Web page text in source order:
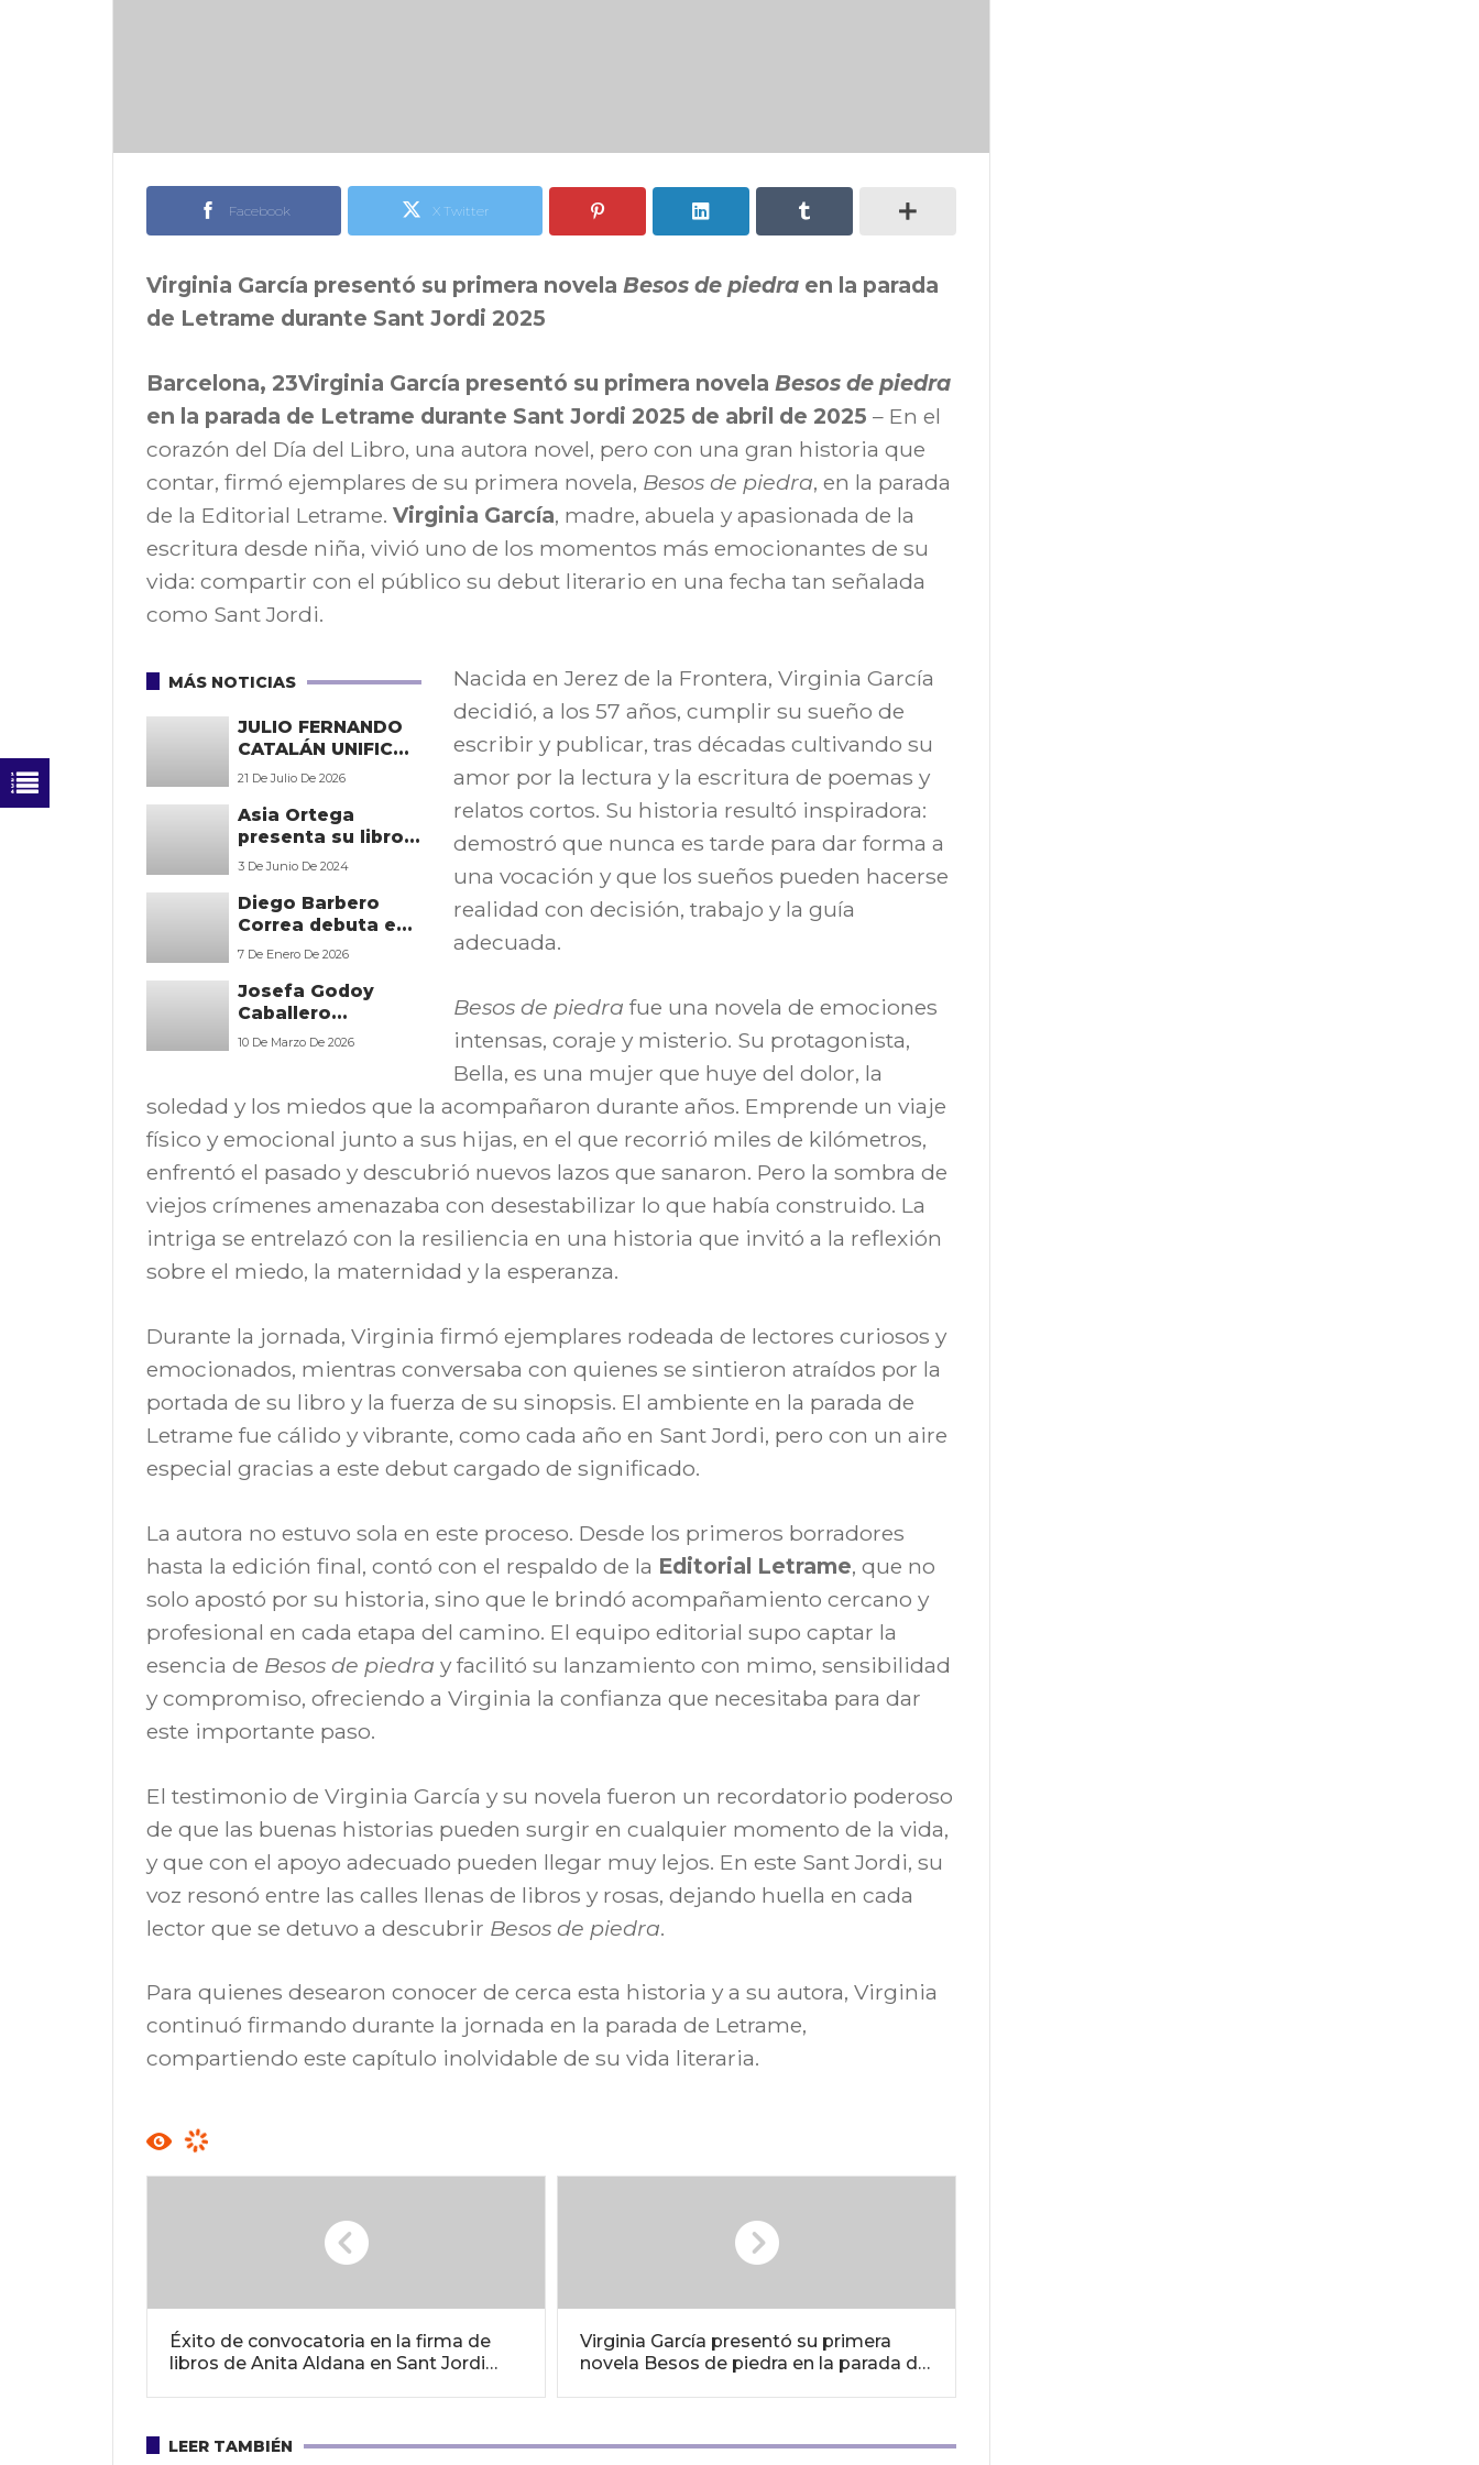
Facebook X Twitter
Virginia García presentó su primera novela Besos de piedra en la parada
de Letrame durante Sant Jordi 2025
Barcelona, 23Virginia García presentó su primera novela Besos de piedra
en la parada de Letrame durante Sant Jordi 2025 de abril de 2025 – En el
corazón del Día del Libro, una autora novel, pero con una gran historia que
contar, firmó ejemplares de su primera novela, Besos de piedra, en la parada
de la Editorial Letrame. Virginia García, madre, abuela y apasionada de la
escritura desde niña, vivió uno de los momentos más emocionantes de su
vida: compartir con el público su debut literario en una fecha tan señalada
como Sant Jordi.
MÁS NOTICIAS
JULIO FERNANDO
CATALÁN UNIFICA
LA FÍSICA Y LA
ENSAYO ‘SOBRE LA
MECÁNICA
CONSCIENTE III.
MATHEMATICA
PRINCIPIA’
21 De Julio De 2026
Asia Ortega
presenta su libro
‘Gerundio.
desvaríos’ el 6 de
junio en la
biblioteca Gabriel
Barcelona
3 De Junio De 2024
Diego Barbero
Correa debuta en
la poesía
con una voz
directa y
emocional
7 De Enero De 2026
Josefa Godoy
Caballero
transforma la vida
voz cercana y
reflexiva
10 De Marzo De 2026
Nacida en Jerez de la Frontera, Virginia García
decidió, a los 57 años, cumplir su sueño de
escribir y publicar, tras décadas cultivando su
amor por la lectura y la escritura de poemas y
relatos cortos. Su historia resultó inspiradora:
demostró que nunca es tarde para dar forma a
una vocación y que los sueños pueden hacerse
realidad con decisión, trabajo y la guía
adecuada.
Besos de piedra fue una novela de emociones
intensas, coraje y misterio. Su protagonista,
Bella, es una mujer que huye del dolor, la
soledad y los miedos que la acompañaron durante años. Emprende un viaje
físico y emocional junto a sus hijas, en el que recorrió miles de kilómetros,
enfrentó el pasado y descubrió nuevos lazos que sanaron. Pero la sombra de
viejos crímenes amenazaba con desestabilizar lo que había construido. La
intriga se entrelazó con la resiliencia en una historia que invitó a la reflexión
sobre el miedo, la maternidad y la esperanza.
Durante la jornada, Virginia firmó ejemplares rodeada de lectores curiosos y
emocionados, mientras conversaba con quienes se sintieron atraídos por la
portada de su libro y la fuerza de su sinopsis. El ambiente en la parada de
Letrame fue cálido y vibrante, como cada año en Sant Jordi, pero con un aire
especial gracias a este debut cargado de significado.
La autora no estuvo sola en este proceso. Desde los primeros borradores
hasta la edición final, contó con el respaldo de la Editorial Letrame, que no
solo apostó por su historia, sino que le brindó acompañamiento cercano y
profesional en cada etapa del camino. El equipo editorial supo captar la
esencia de Besos de piedra y facilitó su lanzamiento con mimo, sensibilidad
y compromiso, ofreciendo a Virginia la confianza que necesitaba para dar
este importante paso.
El testimonio de Virginia García y su novela fueron un recordatorio poderoso
de que las buenas historias pueden surgir en cualquier momento de la vida,
y que con el apoyo adecuado pueden llegar muy lejos. En este Sant Jordi, su
voz resonó entre las calles llenas de libros y rosas, dejando huella en cada
lector que se detuvo a descubrir Besos de piedra.
Para quienes desearon conocer de cerca esta historia y a su autora, Virginia
continuó firmando durante la jornada en la parada de Letrame,
compartiendo este capítulo inolvidable de su vida literaria.
Éxito de convocatoria en la firma de
libros de Anita Aldana en Sant Jordi
Virginia García presentó su primera
novela Besos de piedra en la parada de
LEER TAMBIÉN